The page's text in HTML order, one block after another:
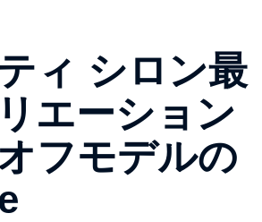
ィ シロン最
エーション
フモデルの